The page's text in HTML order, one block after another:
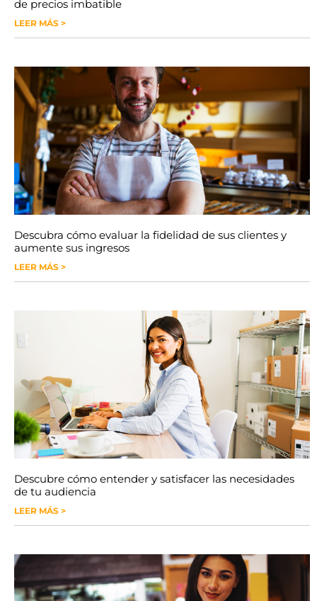
de precios imbatible
LEER MÁS >
Descubra cómo evaluar la fidelidad de sus clientes y
aumente sus ingresos
LEER MÁS >
Descubre cómo entender y satisfacer las necesidades
de tu audiencia
LEER MÁS >